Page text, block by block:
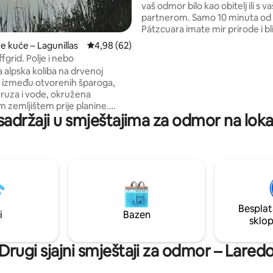
kuće – Lagunillas Prosječna ocjena: 4,98/5, recenzija: 62
4,98 (62)
Polje i nebo
alpska koliba na drvenoj
otvorenih šparoga,
i vode, okružena
zemljištem prije planine.
susjeda, samo živa
stoka u daljini i pjevanje
za zaustavljanje
vaš odmor bilo kao obitelj ili s
partnerom. Samo 10 minuta od
Pátzcuara imate mir prirode i
terasom s štednjakom.
u smještajima za odmor na
Bazen
Drugi sjajni smještaji za odmor –